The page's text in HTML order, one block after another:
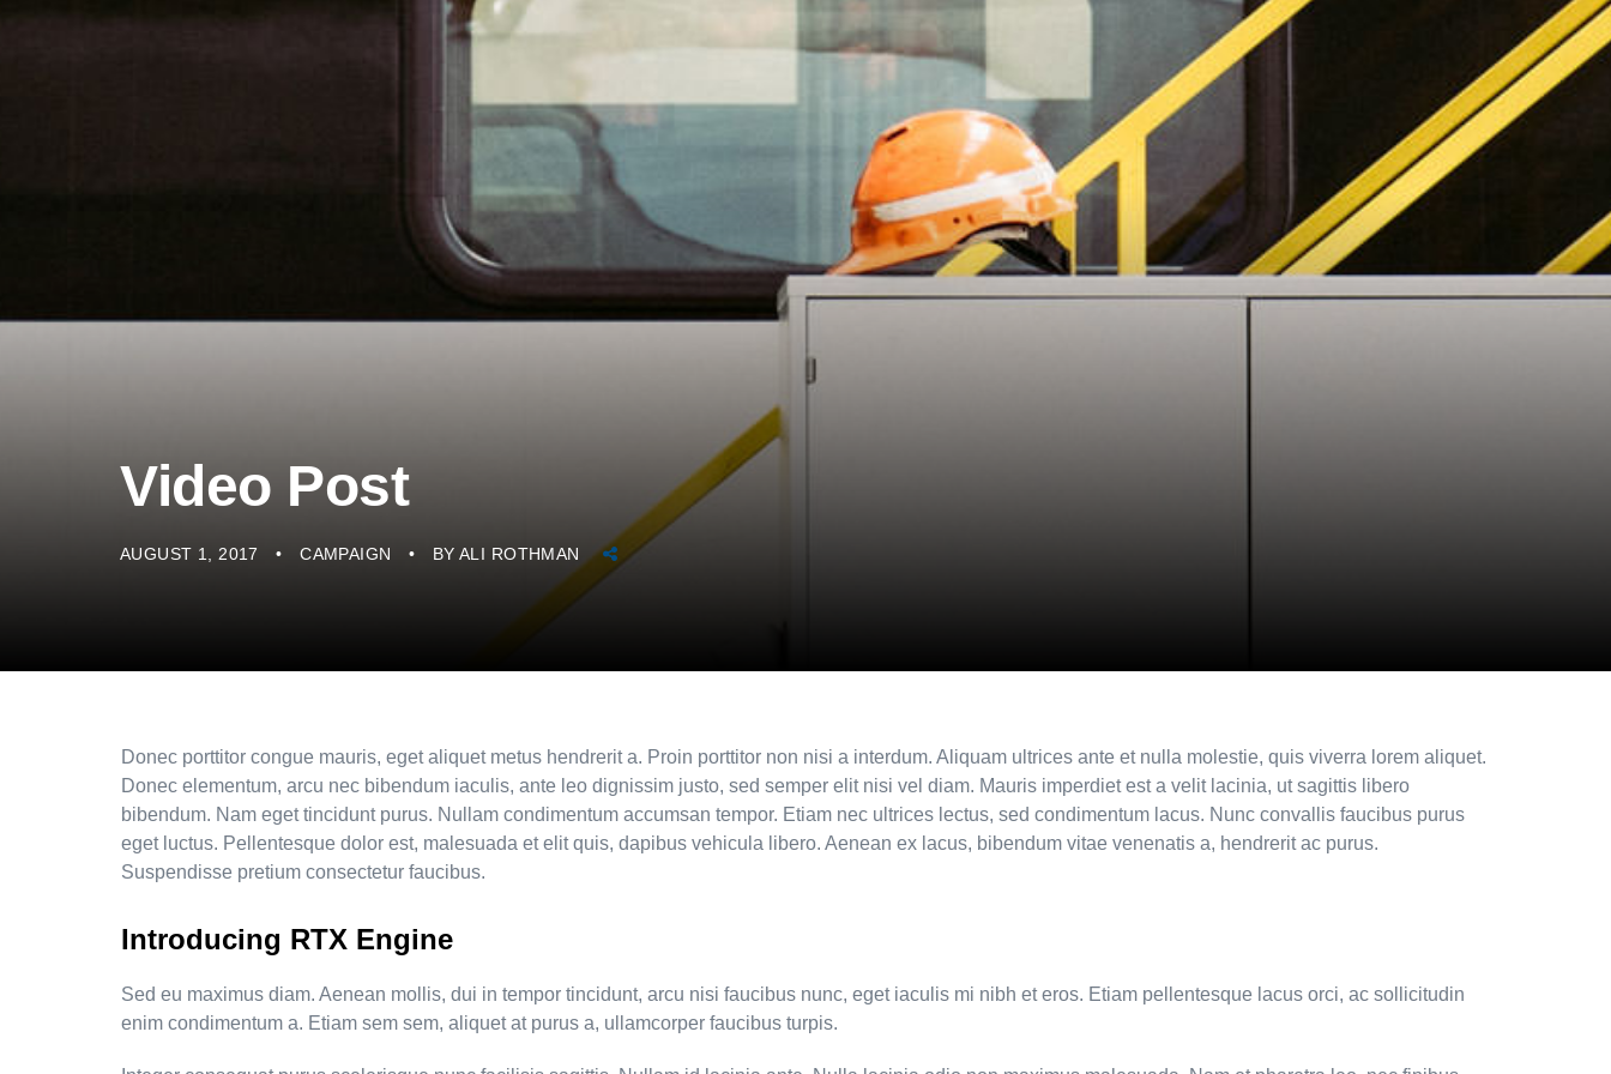
Video Post
AUGUST 1, 2017 CAMPAIGN BYALI ROTHMAN
Donec porttitor congue mauris, eget aliquet metus hendrerit a. Proin porttitor non nisi a interdum. Aliquam ultrices ante et nulla molestie, quis viverra lorem aliquet.
Donec elementum, arcu nec bibendum iaculis, ante leo dignissim justo, sed semper elit nisi vel diam. Mauris imperdiet est a velit lacinia, ut sagittis libero
bibendum. Nam eget tincidunt purus. Nullam condimentum accumsan tempor. Etiam nec ultrices lectus, sed condimentum lacus. Nunc convallis faucibus purus
eget luctus. Pellentesque dolor est, malesuada et elit quis, dapibus vehicula libero. Aenean ex lacus, bibendum vitae venenatis a, hendrerit ac purus.
Suspendisse pretium consectetur faucibus.
Introducing RTX Engine
Sed eu maximus diam. Aenean mollis, dui in tempor tincidunt, arcu nisi faucibus nunc, eget iaculis mi nibh et eros. Etiam pellentesque lacus orci, ac sollicitudin
enim condimentum a. Etiam sem sem, aliquet at purus a, ullamcorper faucibus turpis.